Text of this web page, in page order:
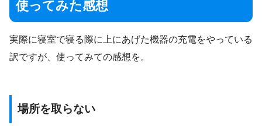
使ってみた感想
実際に寝室で寝る際に上にあげた機器の充電をやっている
訳ですが、使ってみての感想を。
場所を取らない